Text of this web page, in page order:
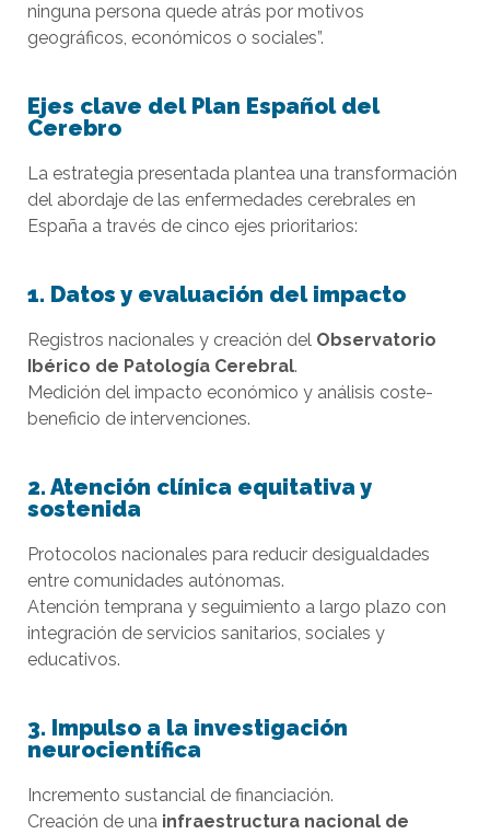
ninguna persona quede atrás por motivos
geográficos, económicos o sociales”.
Ejes clave del Plan Español del
Cerebro
La estrategia presentada plantea una transformación
del abordaje de las enfermedades cerebrales en
España a través de cinco ejes prioritarios:
1. Datos y evaluación del impacto
Registros nacionales y creación del Observatorio
Ibérico de Patología Cerebral.
Medición del impacto económico y análisis coste-
beneficio de intervenciones.
2. Atención clínica equitativa y
sostenida
Protocolos nacionales para reducir desigualdades
entre comunidades autónomas.
Atención temprana y seguimiento a largo plazo con
integración de servicios sanitarios, sociales y
educativos.
3. Impulso a la investigación
neurocientífica
Incremento sustancial de financiación.
Creación de una infraestructura nacional de